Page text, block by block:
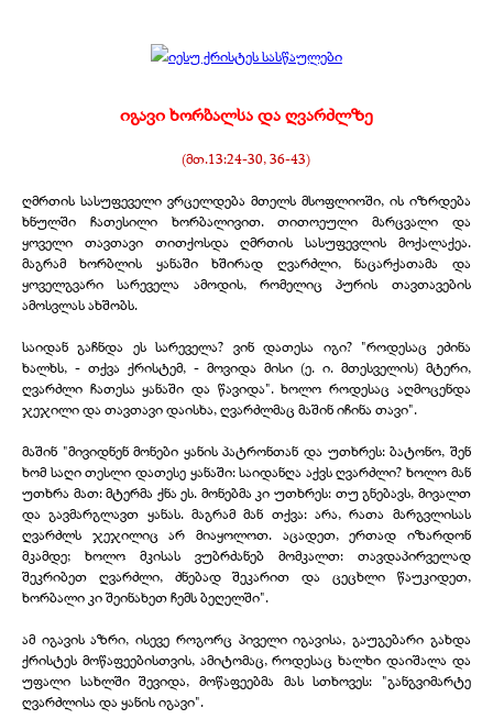
იგავი ხორბალსა და ღვარძლზე
(მთ.13:24-30, 36-43)
ღმრთის სასუფეველი ვრცელდება მთელს მსოფლიოში, ის იზრდება
ხნულში ჩათესილი ხორბალივით. თითოეული მარცვალი და
ყოველი თავთავი თითქოსდა ღმრთის სასუფევლის მოქალაქეა.
მაგრამ ხორბლის ყანაში ხშირად ღვარძლი, ნაცარქათამა და
ყოველგვარი სარეველა ამოდის, რომელიც პურის თავთავების
ამოსვლას ახშობს.
საიდან გაჩნდა ეს სარეველა? ვინ დათესა იგი? "როდესაც ეძინა
ხალხს, - თქვა ქრისტემ, - მოვიდა მისი (ე. ი. მთესველის) მტერი,
ღვარძლი ჩათესა ყანაში და წავიდა". ხოლო როდესაც აღმოცენდა
ჯეჯილი და თავთავი დაისხა, ღვარძლმაც მაშინ იჩინა თავი".
მაშინ "მივიდნენ მონები ყანის პატრონთან და უთხრეს: ბატონო, შენ
ხომ საღი თესლი დათესე ყანაში: საიდანღა აქვს ღვარძლი? ხოლო მან
უთხრა მათ: მტერმა ქნა ეს. მონებმა კი უთხრეს: თუ გნებავს, მივალთ
და გავმარგლავთ ყანას. მაგრამ მან თქვა: არა, რათა მარგვლისას
ღვარძლს ჯეჯილიც არ მიაყოლოთ. აცადეთ, ერთად იზარდონ
მკამდე; ხოლო მკისას ვუბრძანებ მომკალთ: თავდაპირველად
შეკრიბეთ ღვარძლი, ძნებად შეკარით და ცეცხლი წაუკიდეთ,
ხორბალი კი შეინახეთ ჩემს ბეღელში".
ამ იგავის აზრი, ისევე როგორც პიველი იგავისა, გაუგებარი გახდა
ქრისტეს მოწაფეებისთვის, ამიტომაც, როდესაც ხალხი დაიშალა და
უფალი სახლში შევიდა, მოწაფეებმა მას სთხოვეს: "განგვიმარტე
ღვარძლისა და ყანის იგავი".